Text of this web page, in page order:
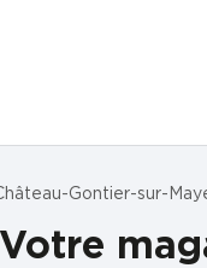
Gontier-sur-
Votre